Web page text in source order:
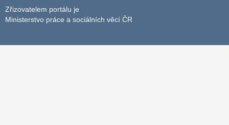
Zřizovatelem portálu je
Ministerstvo práce a sociálních věcí ČR